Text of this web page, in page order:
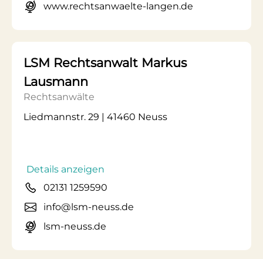
www.rechtsanwaelte-langen.de
LSM Rechtsanwalt Markus
Lausmann
Rechtsanwälte
Liedmannstr. 29 | 41460 Neuss
Details anzeigen
02131 1259590
info@lsm-neuss.de
lsm-neuss.de